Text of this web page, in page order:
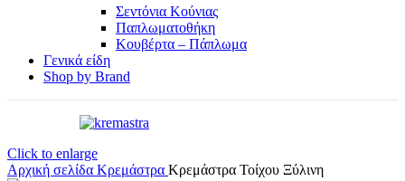
Σεντόνια Κούνιας
Παπλωματοθήκη
Κουβέρτα – Πάπλωμα
Γενικά είδη
Shop by Brand
Click to enlarge
Αρχική σελίδα Κρεμάστρα Κρεμάστρα Τοίχου Ξύλινη